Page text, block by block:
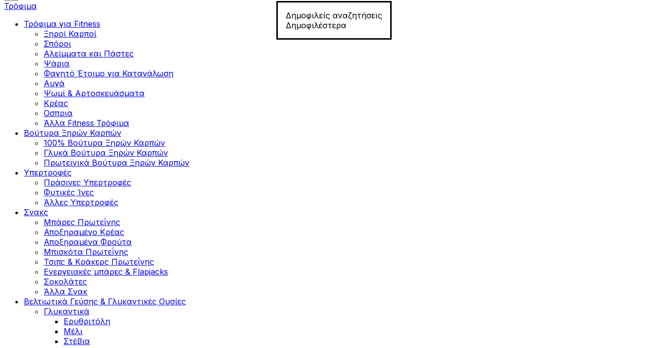
Δημοφιλείς αναζητήσεις
Δημοφιλέστερα
Τρόφιμα
Τρόφιμα για Fitness
Ξηροί Καρποί
Σπόροι
Αλείμματα και Πάστες
Ψάρια
Φαγητό Έτοιμο για Κατανάλωση
Αυγά
Ψωμί & Αρτοσκευάσματα
Κρέας
Οσπρια
Άλλα Fitness Τρόφιμα
Βούτυρα Ξηρών Καρπών
100% Βούτυρα Ξηρών Καρπών
Γλυκά Βούτυρα Ξηρών Καρπών
Πρωτεϊνικά Βούτυρα Ξηρών Καρπών
Υπερτροφές
Πράσινες Υπερτροφές
Φυτικές Ίνες
Άλλες Υπερτροφές
Σνακς
Μπάρες Πρωτεΐνης
Αποξηραμένο Κρέας
Αποξηραμένα Φρούτα
Μπισκότα Πρωτεΐνης
Τσιπς & Kράκερς Πρωτεΐνης
Ενεργειακές μπάρες & Flapjacks
Σοκολάτες
Άλλα Σνακ
Βελτιωτικά Γεύσης & Γλυκαντικές Ουσίες
Γλυκαντικά
Ερυθριτόλη
Μέλι
Στέβια